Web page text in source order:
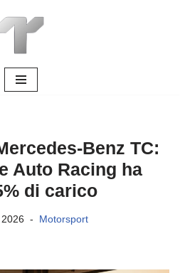
Benz TC:
Auto Racing ha
di carico
Motorsport